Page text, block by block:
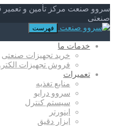
سروو صنعت مرکز تأمین و تعمیر
صنعتی
فهرست
خدمات ما
خرید تجهیزات صنعتی
فروش تجهیزات
تعمیرات
منابع تغذیه
سروو درایو
سیستم کنترل
اینورتر
ابزار دقیق